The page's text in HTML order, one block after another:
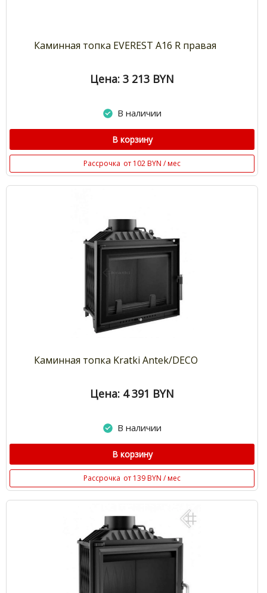
Каминная топка EVEREST A16 R правая
Цена: 3 213 BYN
В наличии
В корзину
Рассрочка от 102 BYN / мес
Каминная топка Kratki Antek/DECO
Цена: 4 391 BYN
В наличии
В корзину
Рассрочка от 139 BYN / мес